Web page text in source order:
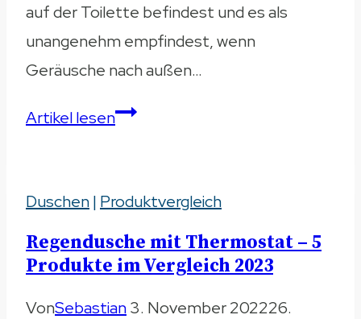
auf der Toilette befindest und es als
unangenehm empfindest, wenn
Geräusche nach außen…
Artikel lesenBadradio
Modelle
2023
im
Duschen| Produktvergleich
Regendusche mit Thermostat – 5
Produkte im Vergleich 2023
VonSebastian3. November 202226.